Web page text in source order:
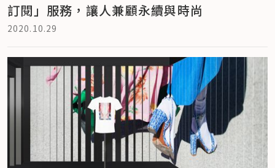
訂閱」服務，讓人兼顧永續與時尚
2020.10.29